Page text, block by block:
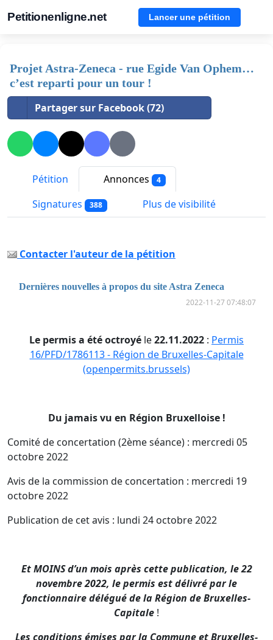
Petitionenligne.net Lancer une pétition
Projet Astra-Zeneca - rue Egide Van Ophem…
c’est reparti pour un tour !
Partager sur Facebook (72)
Pétition Annonces 4
Signatures 388 Plus de visibilité
Contacter l'auteur de la pétition
Dernières nouvelles à propos du site Astra Zeneca
2022-11-27 07:48:07
Le permis a été octroyé le22.11.2022 : Permis
16/PFD/1786113 - Région de Bruxelles-Capitale
(openpermits.brussels)
Du jamais vu en Région Bruxelloise !
Comité de concertation (2ème séance) : mercredi 05
octobre 2022
Avis de la commission de concertation : mercredi 19
octobre 2022
Publication de cet avis : lundi 24 octobre 2022
Et MOINS d’un mois après cette publication, le 22
novembre 2022, le permis est délivré par le
fonctionnaire délégué de la Région de Bruxelles-
Capitale !
Les conditions émises par la Commune et Bruxelles-